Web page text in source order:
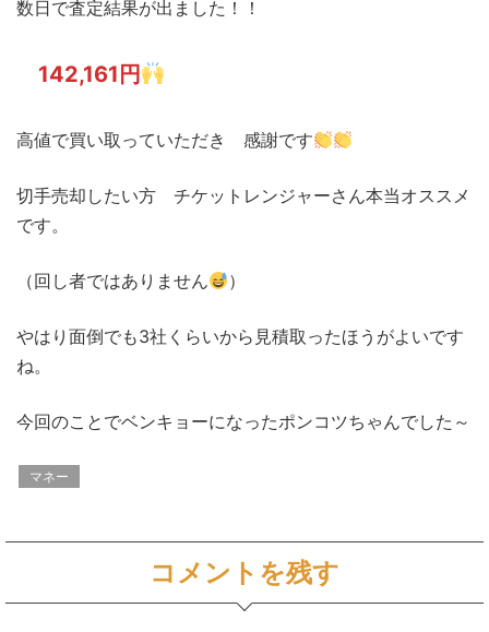
数日で査定結果が出ました！！
142,161円
高値で買い取っていただき 感謝です
切手売却したい方 チケットレンジャーさん本当オススメ
です。
（回し者ではありません ）
やはり面倒でも3社くらいから見積取ったほうがよいです
ね。
今回のことでベンキョーになったポンコツちゃんでした～
マネー
コメントを残す